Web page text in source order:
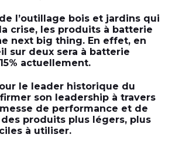
l’outillage bois et jardins qui
crise, les produits à batterie
next big thing. En effet, en
sur deux sera à batterie
actuellement.
le leader historique du
son leadership à travers
de performance et de
produits plus légers, plus
à utiliser.